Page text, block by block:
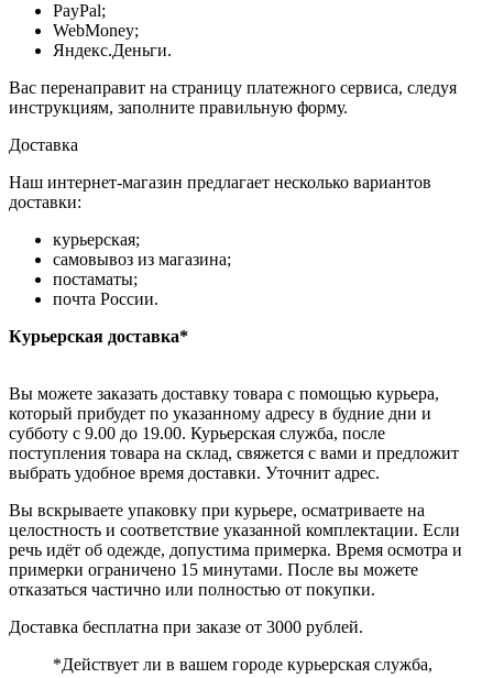
PayPal;
WebMoney;
Яндекс.Деньги.
Вас перенаправит на страницу платежного сервиса, следуя
инструкциям, заполните правильную форму.
Доставка
Наш интернет-магазин предлагает несколько вариантов
доставки:
курьерская;
самовывоз из магазина;
постаматы;
почта России.
Курьерская доставка*
Вы можете заказать доставку товара с помощью курьера,
который прибудет по указанному адресу в будние дни и
субботу с 9.00 до 19.00. Курьерская служба, после
поступления товара на склад, свяжется с вами и предложит
выбрать удобное время доставки. Уточнит адрес.
Вы вскрываете упаковку при курьере, осматриваете на
целостность и соответствие указанной комплектации. Если
речь идёт об одежде, допустима примерка. Время осмотра и
примерки ограничено 15 минутами. После вы можете
отказаться частично или полностью от покупки.
Доставка бесплатна при заказе от 3000 рублей.
*Действует ли в вашем городе курьерская служба,